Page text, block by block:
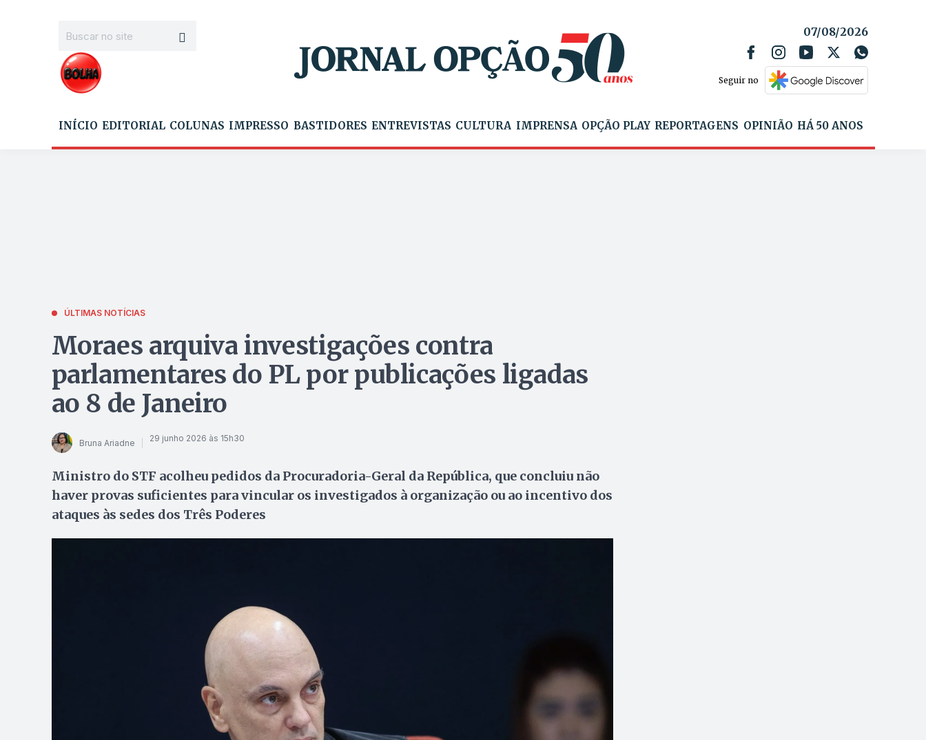
07/08/2026
Seguir no
INÍCIO EDITORIAL COLUNAS IMPRESSO BASTIDORES ENTREVISTAS CULTURA IMPRENSA OPÇÃO PLAY REPORTAGENS OPINIÃO HÁ 50 ANOS
ÚLTIMAS NOTÍCIAS
Moraes arquiva investigações contra
parlamentares do PL por publicações ligadas
ao 8 de Janeiro
Bruna Ariadne 29 junho 2026 às 15h30
Ministro do STF acolheu pedidos da Procuradoria-Geral da República, que concluiu não
haver provas suficientes para vincular os investigados à organização ou ao incentivo dos
ataques às sedes dos Três Poderes